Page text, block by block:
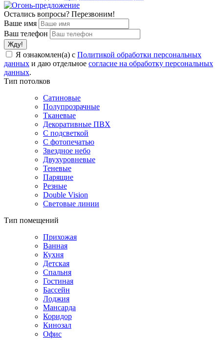
Остались вопросы? Перезвоним!
Ваше имя
Ваш телефон
Я ознакомлен(а) с Политикой обработки персональных
данных и даю отдельное согласие на обработку персональных
данных.
Тип потолков
Сатиновые
Полупрозрачные
Тканевые
Декоративные ПВХ
С подсветкой
С фотопечатью
Звездное небо
Двухуровневые
Теневые
Парящие
Резные
Double Vision
Световые линии
Тип помещений
Прихожая
Ванная
Кухня
Детская
Спальня
Гостиная
Бассейн
Лоджия
Мансарда
Коридор
Кинозал
Офис